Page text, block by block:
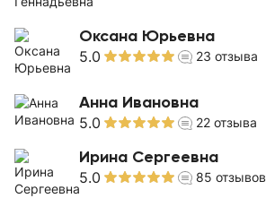
Оксана Юрьевна
5.0 23 отзыва
Анна Ивановна
5.0 22 отзыва
Ирина Сергеевна
5.0 85 отзывов